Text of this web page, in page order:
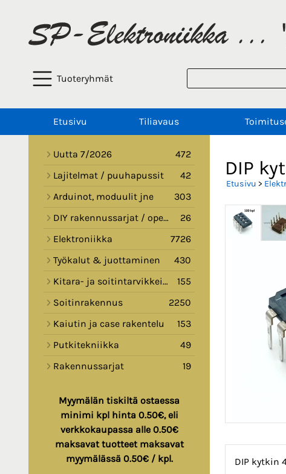
Tuoteryhmät
Etusivu Tiliavaus
Uutta 7/2026
472
Lajitelmat / puuhapussit
42
Arduinot, moduulit jne
303
DIY rakennussarjat / opetussarjat
26
Elektroniikka
7726
Työkalut & juottaminen
430
Kitara- ja soitintarvikkeita
155
Soitinrakennus
2250
Kaiutin ja case rakentelu
153
Putkitekniikka
49
Rakennussarjat
19
Myymälän tiskiltä ostaessa
minimi kpl hinta 0.50€, eli
verkkokaupassa alle 0.50€
maksavat tuotteet maksavat
myymälässä 0.50€ / kpl.
DIP
Etusivu >
DIP kytkin